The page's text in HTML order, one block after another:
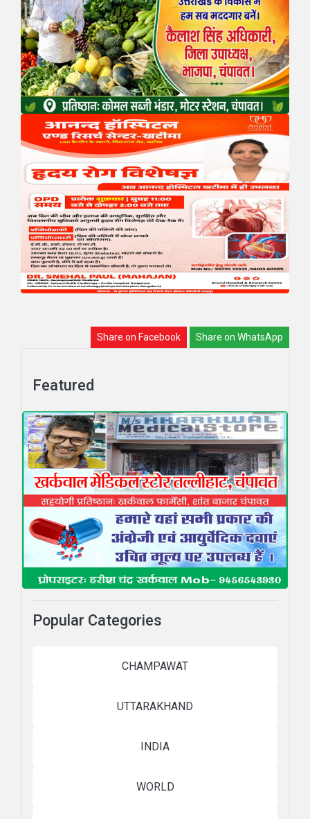
Share on Facebook Share on WhatsApp
Featured
Popular Categories
CHAMPAWAT
UTTARAKHAND
INDIA
WORLD